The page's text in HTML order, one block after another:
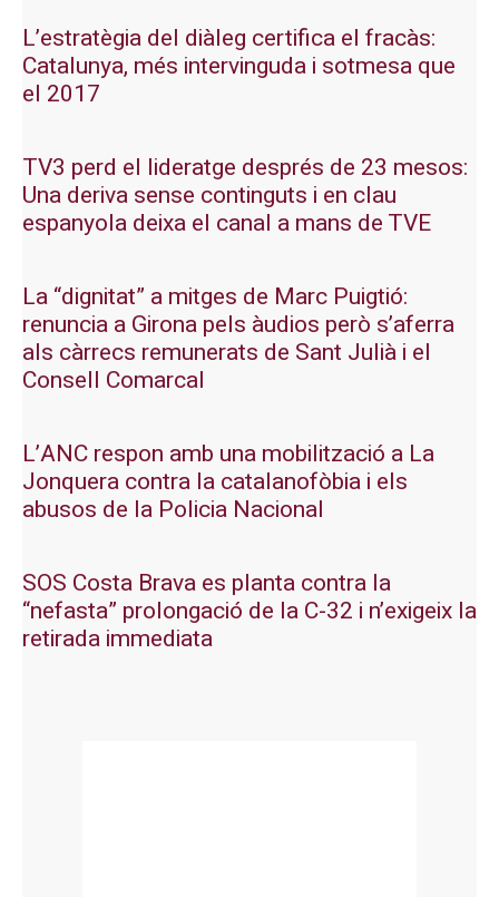
L’estratègia del diàleg certifica el fracàs:
Catalunya, més intervinguda i sotmesa que
el 2017
TV3 perd el lideratge després de 23 mesos:
Una deriva sense continguts i en clau
espanyola deixa el canal a mans de TVE
La “dignitat” a mitges de Marc Puigtió:
renuncia a Girona pels àudios però s’aferra
als càrrecs remunerats de Sant Julià i el
Consell Comarcal
L’ANC respon amb una mobilització a La
Jonquera contra la catalanofòbia i els
abusos de la Policia Nacional
SOS Costa Brava es planta contra la
“nefasta” prolongació de la C-32 i n’exigeix la
retirada immediata